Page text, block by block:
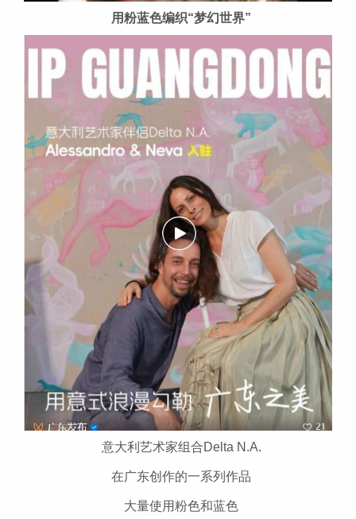
用粉蓝色编织“梦幻世界”
意大利艺术家组合Delta N.A.
在广东创作的一系列作品
大量使用粉色和蓝色